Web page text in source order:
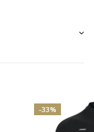
-33%